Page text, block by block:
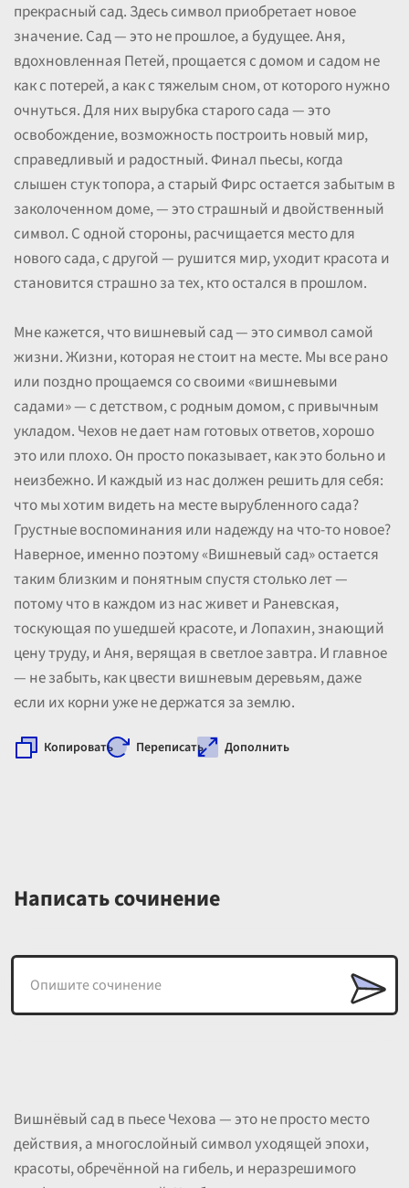
прекрасный сад. Здесь символ приобретает новое
значение. Сад — это не прошлое, а будущее. Аня,
вдохновленная Петей, прощается с домом и садом не
как с потерей, а как с тяжелым сном, от которого нужно
очнуться. Для них вырубка старого сада — это
освобождение, возможность построить новый мир,
справедливый и радостный. Финал пьесы, когда
слышен стук топора, а старый Фирс остается забытым в
заколоченном доме, — это страшный и двойственный
символ. С одной стороны, расчищается место для
нового сада, с другой — рушится мир, уходит красота и
становится страшно за тех, кто остался в прошлом.
Мне кажется, что вишневый сад — это символ самой
жизни. Жизни, которая не стоит на месте. Мы все рано
или поздно прощаемся со своими «вишневыми
садами» — с детством, с родным домом, с привычным
укладом. Чехов не дает нам готовых ответов, хорошо
это или плохо. Он просто показывает, как это больно и
неизбежно. И каждый из нас должен решить для себя:
что мы хотим видеть на месте вырубленного сада?
Грустные воспоминания или надежду на что-то новое?
Наверное, именно поэтому «Вишневый сад» остается
таким близким и понятным спустя столько лет —
потому что в каждом из нас живет и Раневская,
тоскующая по ушедшей красоте, и Лопахин, знающий
цену труду, и Аня, верящая в светлое завтра. И главное
— не забыть, как цвести вишневым деревьям, даже
если их корни уже не держатся за землю.
Копировать Переписать Дополнить
Написать сочинение
Вишнёвый сад в пьесе Чехова — это не просто место
действия, а многослойный символ уходящей эпохи,
красоты, обречённой на гибель, и неразрешимого